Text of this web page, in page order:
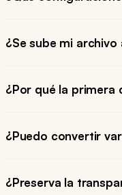
¿Se sube mi archivo
¿Por qué la primera
¿Puedo convertir
¿Preserva la